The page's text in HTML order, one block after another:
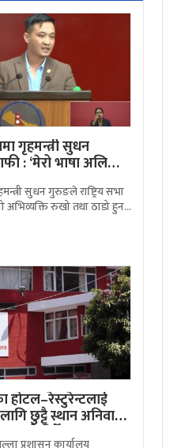
गृहमन्त्री सुधन
: ‘मेरो भाषा अलि…
सुधन गुरुङले राष्ट्रिय सभा
रुखो तथा ठाडो हुन
होटल–रेस्टुरेन्टलाई
छुट्टै स्थान अनिवार्य
निर्देशन